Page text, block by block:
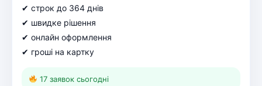
✔ строк до 364 днів
✔ швидке рішення
✔ онлайн оформлення
✔ гроші на картку
17 заявок сьогодні